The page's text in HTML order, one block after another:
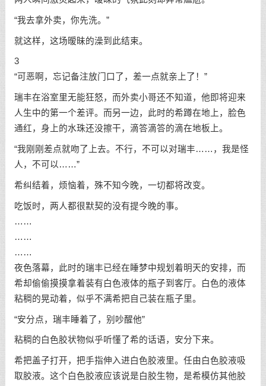
“我去拿外卖，你先洗。”
就这样，这场暧昧的澡到此结束。
3
“可恶啊，忘记备注放门口了，差一点就亲上了！”
瑞丰在浴室里无能狂怒，而外卖小哥还不知道，他即将迎来
人生中的第一个差评。而另一边，此时的希蹲在地上，脸色
通红，身上的水珠还没擦干，滴答滴答的滴在地板上。
“我刚刚差点就吻了上去。不行，不可以对瑞丰……，我是怪
人，不可以……”
希纠结着，烦恼着，殊不知今晚，一切都将改变。
吃饭时，两人都很默契的没有提今晚的事。
……
……
……
夜色落幕，此时的瑞丰已经在睡梦中规划着明天的安排，而
希却偷偷摸摸拿着装有白色液体的瓶子到客厅。白色的液体
粘稠的晃动着，似乎不满希把自己装在瓶子里。
“安分点，瑞丰睡着了，别吵醒他”
粘稠的白色胶状物似乎听懂了希的话语，安分下来。
希把盖子打开，把手指伸入进白色胶液里。任由白色胶液吸
取胶液。这个白色胶液应该说是白胶生物，是希模仿其他胶